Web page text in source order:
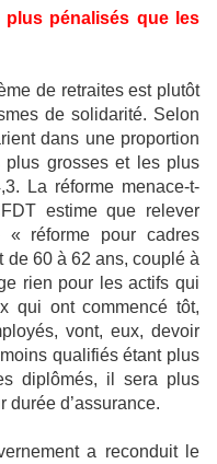
plus pénalisés que les
de retraites est plutôt
de solidarité. Selon
dans une proportion
grosses et les plus
La réforme menace-t-
estime que relever
« réforme pour cadres
de 60 à 62 ans, couplé à
rien pour les actifs qui
qui ont commencé tôt,
vont, eux, devoir
qualifiés étant plus
diplômés, il sera plus
durée d’assurance.
a reconduit le